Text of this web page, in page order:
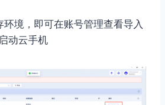
环境，即可在账号管理查看导入
动云手机